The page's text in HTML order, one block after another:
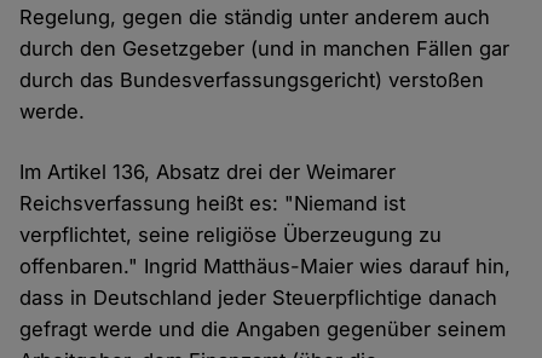
Regelung, gegen die ständig unter anderem auch
durch den Gesetzgeber (und in manchen Fällen gar
durch das Bundesverfassungsgericht) verstoßen
werde.
Im Artikel 136, Absatz drei der Weimarer
Reichsverfassung heißt es: "Niemand ist
verpflichtet, seine religiöse Überzeugung zu
offenbaren." Ingrid Matthäus-Maier wies darauf hin,
dass in Deutschland jeder Steuerpflichtige danach
gefragt werde und die Angaben gegenüber seinem